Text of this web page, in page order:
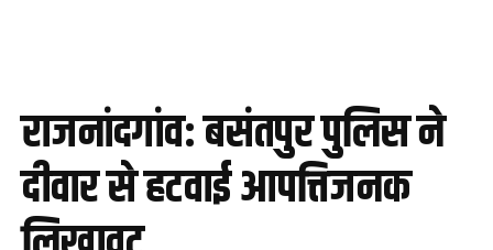
राजनांदगांव: बसंतपुर पुलिस ने
दीवार से हटवाई आपत्तिजनक